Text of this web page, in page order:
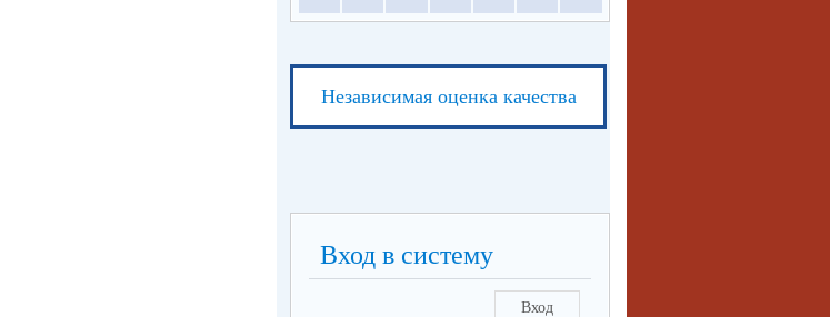
Независимая оценка качества
Вход в систему
Вход